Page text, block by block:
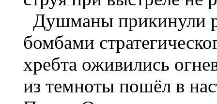
Душманы прикинули
бомбами
хребта оживились
из темноты пошёл в